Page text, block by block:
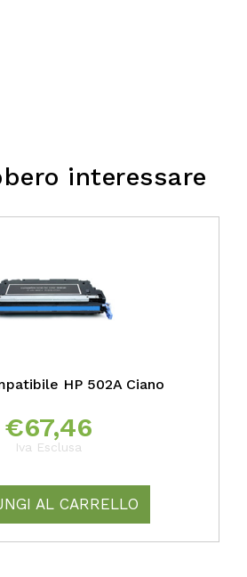
interessare
HP 502A Ciano
€67,46
Iva Esclusa
AL CARRELLO